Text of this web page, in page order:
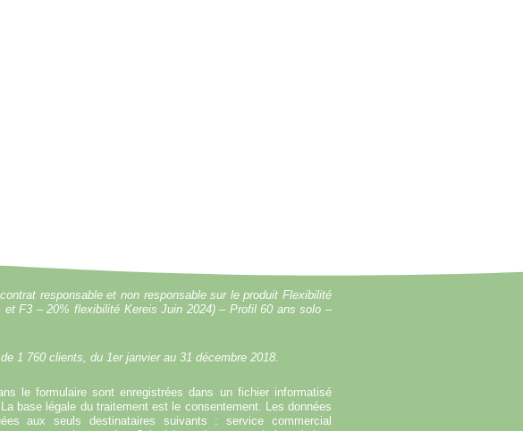
responsable et non responsable sur le produit Flexibilité
et F3 – 20% flexibilité Kereis Juin 2024) – Profil 60 ans solo –
1 760 clients, du 1er janvier au 31 décembre 2018.
le formulaire sont enregistrées dans un fichier informatisé
La base légale du traitement est le consentement. Les données
aux seuls destinataires suivants : service commercial